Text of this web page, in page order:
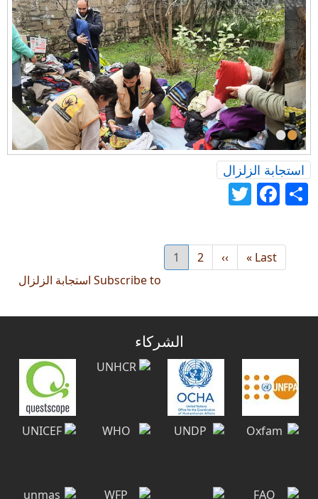
•
•
استجابة الزلزال
Share
Facebook
Current
page
1
الصفحة
2 Next
page
››
Last
page
Last »
Subscribe to استجابة الزلزال
الشركاء